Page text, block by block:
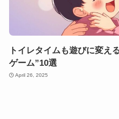
トイレタイムも遊びに変え
ゲーム”10選
April 26, 2025